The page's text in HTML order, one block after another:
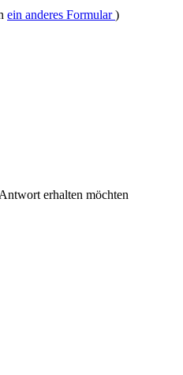
ein anderes Formular)
erhalten möchten